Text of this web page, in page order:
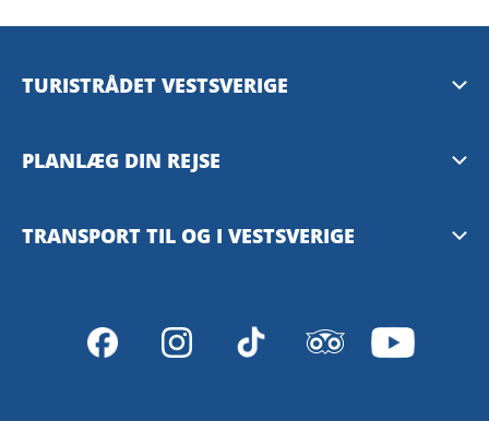
TURISTRÅDET VESTSVERIGE
Mediebank
PLANLÆG DIN REJSE
Tilgængelighedsguide – TD
VisitSweden
TRANSPORT TIL OG I VESTSVERIGE
SJ – med tog